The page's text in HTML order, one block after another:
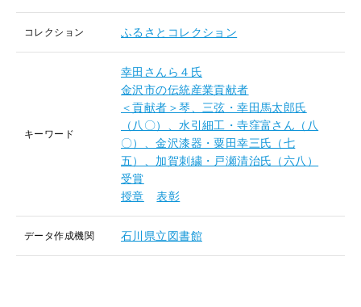
コレクション ふるさとコレクション
キーワード
幸田さんら４氏
金沢市の伝統産業貢献者
＜貢献者＞琴、三弦・幸田馬太郎氏
（八〇）、水引細工・寺窪富さん（八
〇）、金沢漆器・粟田幸三氏（七
五）、加賀刺繍・戸瀬清治氏（六八）
受賞
授章
表彰
データ作成機関 石川県立図書館